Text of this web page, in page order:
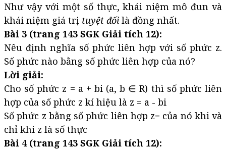
Như vậy với một số thực, khái niệm mô đun và
khái niệm giá trị tuyệt đối là đồng nhất.
Bài 3 (trang 143 SGK Giải tích 12):
Nêu định nghĩa số phức liên hợp với số phức z.
Số phức nào bằng số phức liên hợp của nó?
Lời giải:
Cho số phức z = a + bi (a, b ∈ R) thì số phức liên
hợp của số phức z kí hiệu là z = a - bi
Số phức z bằng số phức liên hợp z− của nó khi và
chỉ khi z là số thực
Bài 4 (trang 143 SGK Giải tích 12):